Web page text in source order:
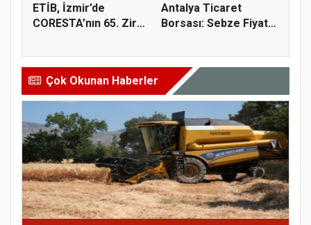
ETİB, İzmir’de
CORESTA’nın 65. Zirai
Antalya Ticaret
Borsası: Sebze Fiyat
Çok Okunan Haberler